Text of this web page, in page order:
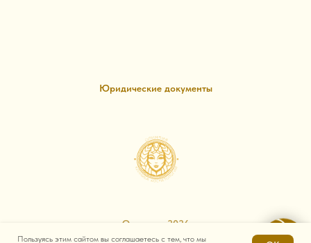
Юридические документы
Олимпия, 2026
Пользуясь этим сайтом вы соглашаетесь с тем, что мы